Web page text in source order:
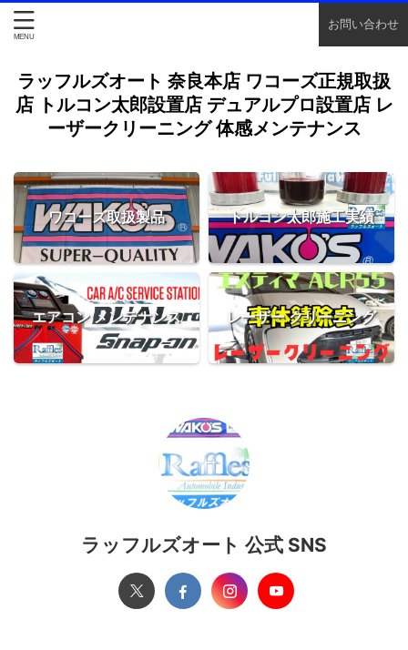
お問い合わせ
ラッフルズオート 奈良本店 ワコーズ正規取扱
店 トルコン太郎設置店 デュアルプロ設置店 レ
ーザークリーニング 体感メンテナンス
ワコーズ取扱製品 トルコン太郎施工実績
エアコン メンテナンス レーザー クリーニング
ラッフルズオート 公式 SNS